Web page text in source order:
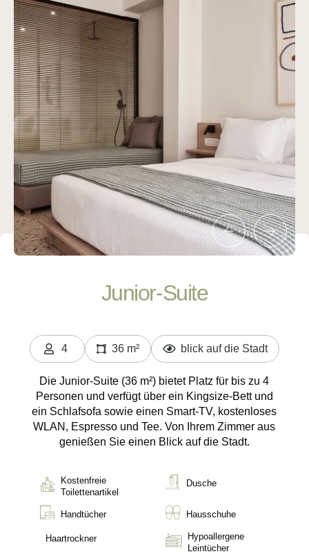
Junior-Suite
4
Personen
36 m² blick auf die Stadt
Die Junior-Suite (36 m²) bietet Platz für bis zu 4
Personen und verfügt über ein Kingsize-Bett und
ein Schlafsofa sowie einen Smart-TV, kostenloses
WLAN, Espresso und Tee. Von Ihrem Zimmer aus
genießen Sie einen Blick auf die Stadt.
Kostenfreie
Toilettenartikel
Dusche
Handtücher Hausschuhe
Haartrockner
Hypoallergene
Leintücher